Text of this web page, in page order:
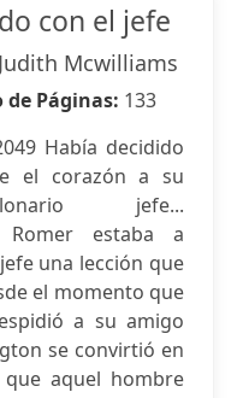
con el jefe
Judith Mcwilliams
de Páginas: 133
Había decidido
el corazón a su
jefe...
Romer estaba a
una lección que
el momento que
a su amigo
se convirtió en
aquel hombre